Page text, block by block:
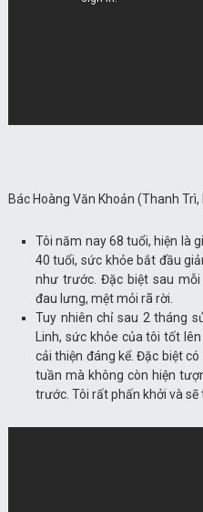
Bác Hoàng Văn Khoản (Thanh Trì,
Tôi năm nay 68 tuổi, hiện là
40 tuổi, sức khỏe bắt đầu
như trước. Đặc biệt sau
đau lưng, mệt mỏi rã rời.
Tuy nhiên chỉ sau 2 tháng
Linh, sức khỏe của tôi tốt
cải thiện đáng kể. Đặc biệt
tuần mà không còn hiện
trước. Tôi rất phấn khởi và